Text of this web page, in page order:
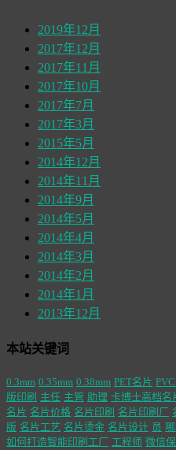
2019年12月
2017年12月
2017年11月
2017年10月
2017年7月
2017年3月
2015年5月
2014年12月
2014年11月
2014年9月
2014年5月
2014年4月
2014年3月
2014年2月
2014年1月
2013年12月
本站关键词
0.3mm 0.35mm 0.38mm PET名片
版印刷 主任 主管 助理 卡博士高档名
名片 名片价格 名片印刷 名片印刷厂
版 名片工艺 名片烫金 名片设计 员
如何打造智能印刷工厂 工程师 微信